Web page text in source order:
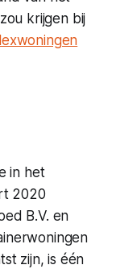
krijgen bij
in het
2020
B.V. en
zijn, is één